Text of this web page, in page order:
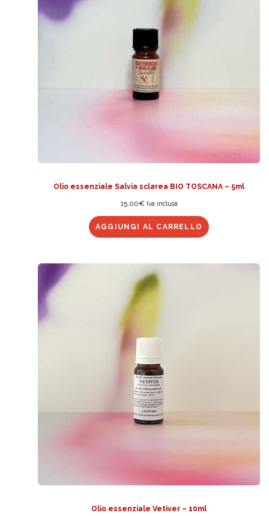
Olio essenziale Salvia sclarea BIO TOSCANA – 5ml
15,00€ Iva inclusa
AGGIUNGI AL CARRELLO
Olio essenziale Vetiver – 10ml